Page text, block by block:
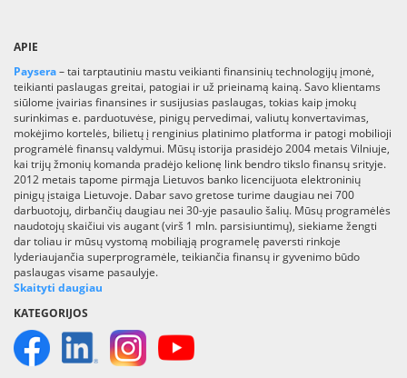
APIE
Paysera– tai tarptautiniu mastu veikianti finansinių technologijų įmonė,
teikianti paslaugas greitai, patogiai ir už prieinamą kainą. Savo klientams
siūlome įvairias finansines ir susijusias paslaugas, tokias kaip įmokų
surinkimas e. parduotuvėse, pinigų pervedimai, valiutų konvertavimas,
mokėjimo kortelės, bilietų į renginius platinimo platforma ir patogi mobilioji
programėlė finansų valdymui. Mūsų istorija prasidėjo 2004 metais Vilniuje,
kai trijų žmonių komanda pradėjo kelionę link bendro tikslo finansų srityje.
2012 metais tapome pirmąja Lietuvos banko licencijuota elektroninių
pinigų įstaiga Lietuvoje. Dabar savo gretose turime daugiau nei 700
darbuotojų, dirbančių daugiau nei 30-yje pasaulio šalių. Mūsų programėlės
naudotojų skaičiui vis augant (virš 1 mln. parsisiuntimų), siekiame žengti
dar toliau ir mūsų vystomą mobiliąją programelę paversti rinkoje
lyderiaujančia superprogramėle, teikiančia finansų ir gyvenimo būdo
paslaugas visame pasaulyje.
Skaityti daugiau
KATEGORIJOS